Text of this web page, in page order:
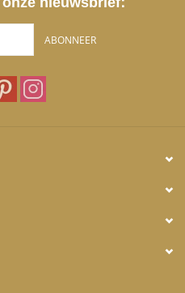
ABONNEER